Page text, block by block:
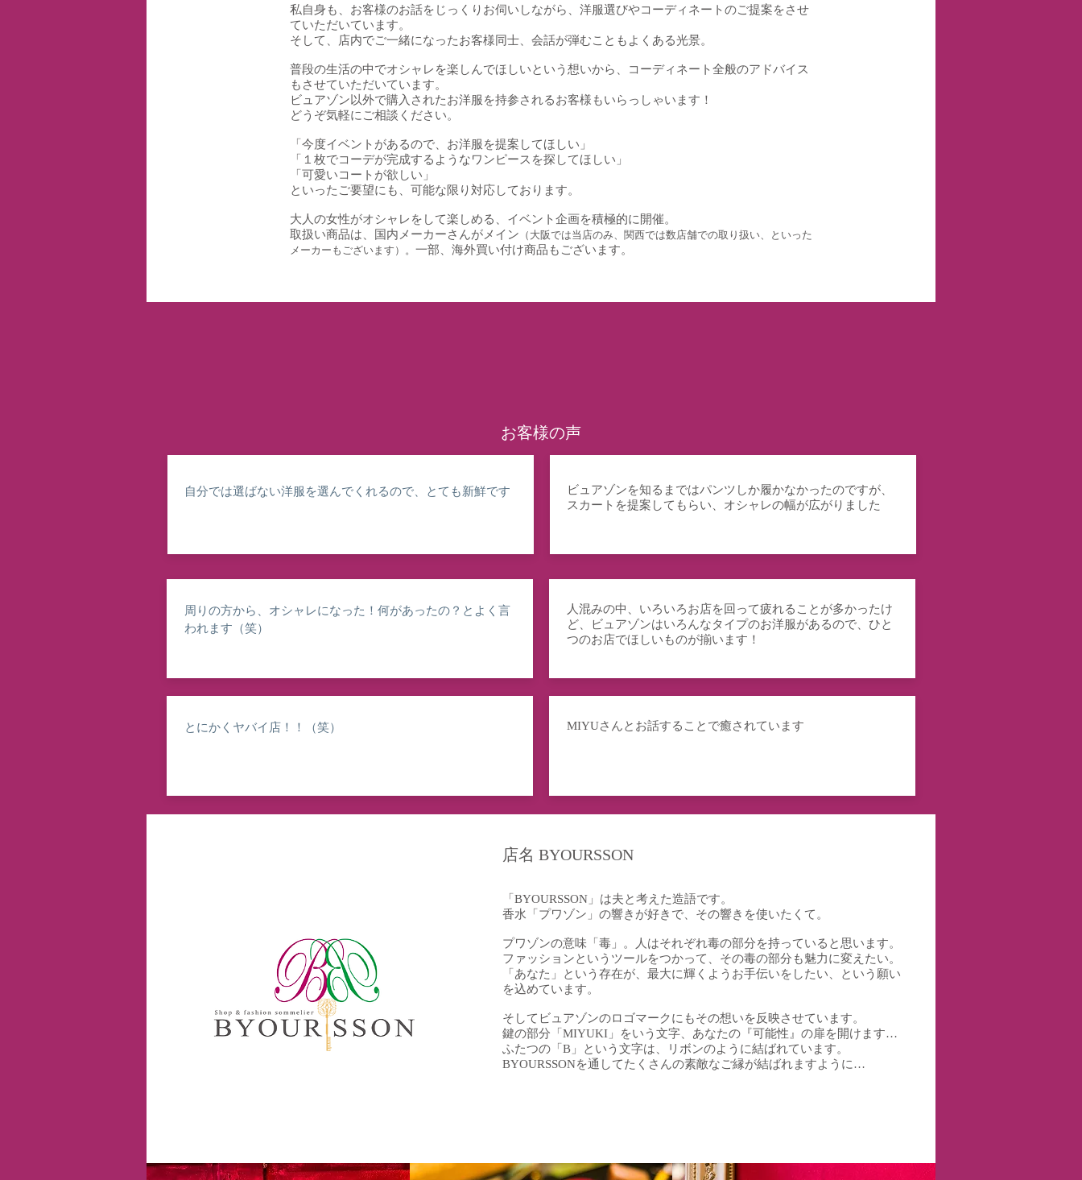
お客様の声
自分では選ばない洋服を選んでくれるので、とても新鮮です
ビュアゾンを知るまではパンツしか履かなかったのですが、
スカートを提案してもらい、オシャレの幅が広がりました
とにかくヤバイ店！！（笑） MIYUさんとお話することで癒されています
店名 BYOURSSON
「BYOURSSON」は夫と考えた造語です。
香水「プワゾン」の響きが好きで、その響きを使いたくて。
プワゾンの意味「毒」。人はそれぞれ毒の部分を持っていると思います。
ファッションというツールをつかって、その毒の部分も魅力に変えたい。
「あなた」という存在が、最大に輝くようお手伝いをしたい、という願い
を込めています。
そしてビュアゾンのロゴマークにもその想いを反映させています。
鍵の部分「MIYUKI」をいう文字、あなたの『可能性』の扉を開けます…
ふたつの「B」という文字は、リボンのように結ばれています。
BYOURSSONを通してたくさんの素敵なご縁が結ばれますように…
私自身も、お客様のお話をじっくりお伺いしながら、洋服選びやコーディネートのご提案をさせ
ていただいています。
そして、店内でご一緒になったお客様同士、会話が弾むこともよくある光景。
普段の生活の中でオシャレを楽しんでほしいという想いから、コーディネート全般のアドバイス
もさせていただいています。
ビュアゾン以外で購入されたお洋服を持参されるお客様もいらっしゃいます！
どうぞ気軽にご相談ください。
「今度イベントがあるので、お洋服を提案してほしい」
「１枚でコーデが完成するようなワンピースを探してほしい」
「可愛いコートが欲しい」
といったご要望にも、可能な限り対応しております。
大人の女性がオシャレをして楽しめる、イベント企画を積極的に開催。
取扱い商品は、国内メーカーさんがメイン （大阪では当店のみ、関西では数店舗での取り扱い、といった
メーカーもございます）。 一部、海外買い付け商品もございます。
周りの方から、オシャレになった！何があったの？とよく言
われます（笑）
人混みの中、いろいろお店を回って疲れることが多かったけ
ど、ビュアゾンはいろんなタイプのお洋服があるので、ひと
つのお店でほしいものが揃います！